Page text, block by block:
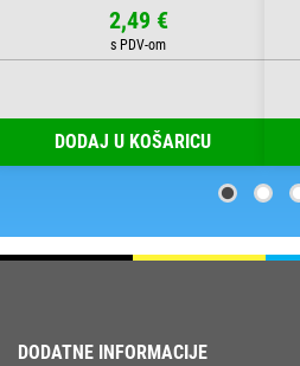
2,49 €
DODAJ U KOŠARICU
DODATNE INFORMACIJE